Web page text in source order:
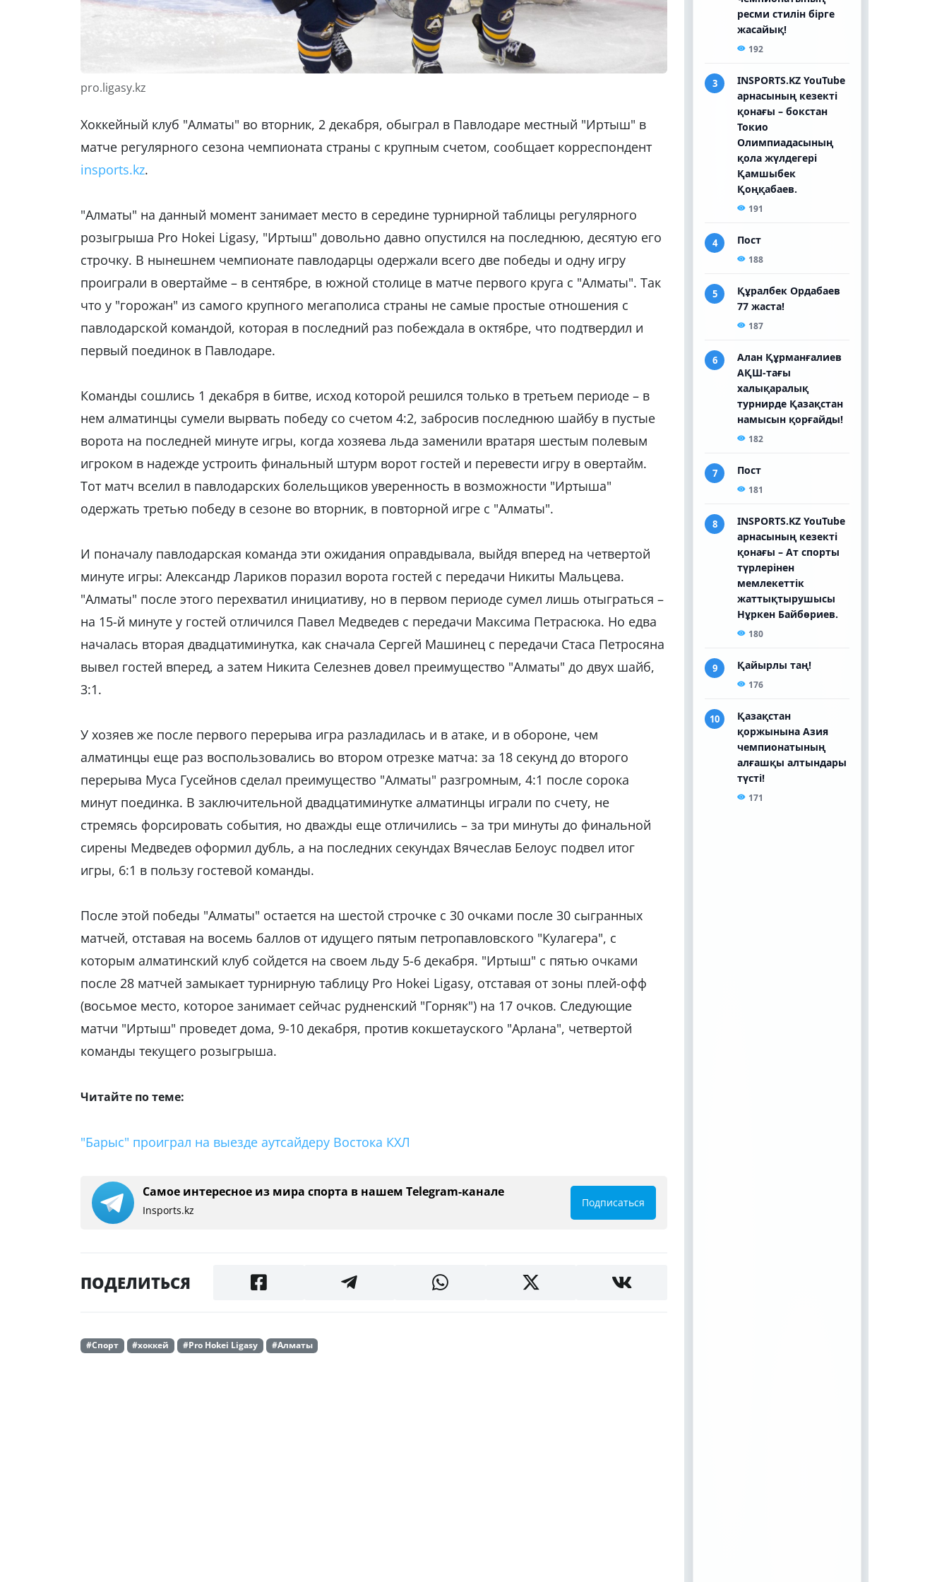
pro.ligasy.kz
Хоккейный клуб "Алматы" во вторник, 2 декабря, обыграл в Павлодаре местный "Иртыш" в
матче регулярного сезона чемпионата страны с крупным счетом, сообщает корреспондент
insports.kz.
"Алматы" на данный момент занимает место в середине турнирной таблицы регулярного
розыгрыша Pro Hokei Ligasy, "Иртыш" довольно давно опустился на последнюю, десятую его
строчку. В нынешнем чемпионате павлодарцы одержали всего две победы и одну игру
проиграли в овертайме – в сентябре, в южной столице в матче первого круга с "Алматы". Так
что у "горожан" из самого крупного мегаполиса страны не самые простые отношения с
павлодарской командой, которая в последний раз побеждала в октябре, что подтвердил и
первый поединок в Павлодаре.
Команды сошлись 1 декабря в битве, исход которой решился только в третьем периоде – в
нем алматинцы сумели вырвать победу со счетом 4:2, забросив последнюю шайбу в пустые
ворота на последней минуте игры, когда хозяева льда заменили вратаря шестым полевым
игроком в надежде устроить финальный штурм ворот гостей и перевести игру в овертайм.
Тот матч вселил в павлодарских болельщиков уверенность в возможности "Иртыша"
одержать третью победу в сезоне во вторник, в повторной игре с "Алматы".
И поначалу павлодарская команда эти ожидания оправдывала, выйдя вперед на четвертой
минуте игры: Александр Лариков поразил ворота гостей с передачи Никиты Мальцева.
"Алматы" после этого перехватил инициативу, но в первом периоде сумел лишь отыграться –
на 15-й минуте у гостей отличился Павел Медведев с передачи Максима Петрасюка. Но едва
началась вторая двадцатиминутка, как сначала Сергей Машинец с передачи Стаса Петросяна
вывел гостей вперед, а затем Никита Селезнев довел преимущество "Алматы" до двух шайб,
3:1.
У хозяев же после первого перерыва игра разладилась и в атаке, и в обороне, чем
алматинцы еще раз воспользовались во втором отрезке матча: за 18 секунд до второго
перерыва Муса Гусейнов сделал преимущество "Алматы" разгромным, 4:1 после сорока
минут поединка. В заключительной двадцатиминутке алматинцы играли по счету, не
стремясь форсировать события, но дважды еще отличились – за три минуты до финальной
сирены Медведев оформил дубль, а на последних секундах Вячеслав Белоус подвел итог
игры, 6:1 в пользу гостевой команды.
После этой победы "Алматы" остается на шестой строчке с 30 очками после 30 сыгранных
матчей, отставая на восемь баллов от идущего пятым петропавловского "Кулагера", с
которым алматинский клуб сойдется на своем льду 5-6 декабря. "Иртыш" с пятью очками
после 28 матчей замыкает турнирную таблицу Pro Hokei Ligasy, отставая от зоны плей-офф
(восьмое место, которое занимает сейчас рудненский "Горняк") на 17 очков. Следующие
матчи "Иртыш" проведет дома, 9-10 декабря, против кокшетауского "Арлана", четвертой
команды текущего розыгрыша.
Читайте по теме:
"Барыс" проиграл на выезде аутсайдеру Востока КХЛ
Самое интересное из мира спорта в нашем Telegram-канале
Insports.kz
Подписаться
ПОДЕЛИТЬСЯ
#Спорт #хоккей #Pro Hokei Ligasy #Алматы